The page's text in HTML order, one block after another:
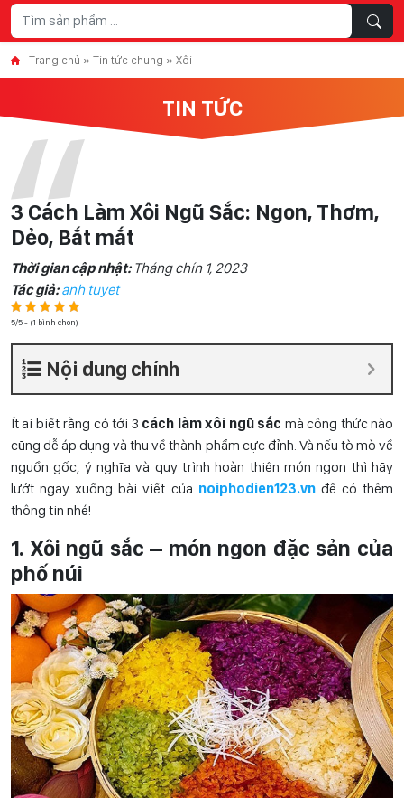
Skip to content
Trang chủ » Tin tức chung » Xôi
TIN TỨC
3 Cách Làm Xôi Ngũ Sắc: Ngon, Thơm,
Dẻo, Bắt mắt
Thời gian cập nhật: Tháng chín 1, 2023
Tác giả:anh tuyet
5/5 - (1 bình chọn)
Nội dung chính
Ít ai biết rằng có tới 3 cách làm xôi ngũ sắc mà công thức nào
cũng dễ áp dụng và thu về thành phẩm cực đỉnh. Và nếu tò mò về
nguồn gốc, ý nghĩa và quy trình hoàn thiện món ngon thì hãy
lướt ngay xuống bài viết của noiphodien123.vnđể có thêm
thông tin nhé!
1. Xôi ngũ sắc – món ngon đặc sản của
phố núi